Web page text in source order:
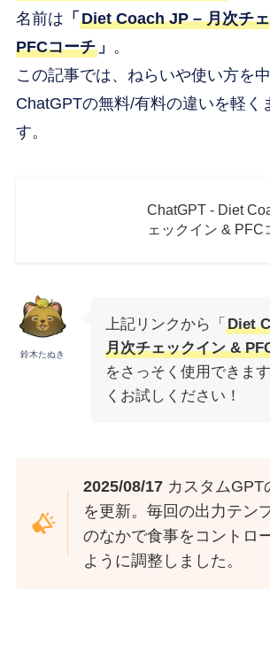
名前は 「 Diet Coach JP – 月次チ
PFCコーチ」 。
この記事では、ねらいや使い方を中
ChatGPTの無料/有料の違いを軽く
す。
ChatGPT - Diet
ェックイン & PFC
鈴木たぬき
上記リンクから「 Diet
月次チェックイン &
をさっそく使用できま
くお試しください！
2025/08/17 カスタムGPT
を更新。毎回の出力テン
のなかで食事をコントロ
ように調整しました。